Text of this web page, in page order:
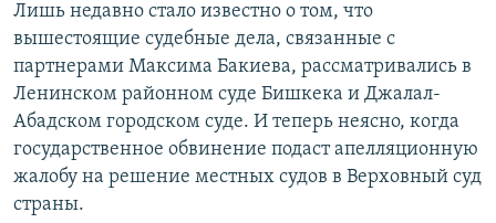
Лишь недавно стало известно о том, что
вышестоящие судебные дела, связанные с
партнерами Максима Бакиева, рассматривались в
Ленинском районном суде Бишкека и Джалал-
Абадском городском суде. И теперь неясно, когда
государственное обвинение подаст апелляционную
жалобу на решение местных судов в Верховный суд
страны.